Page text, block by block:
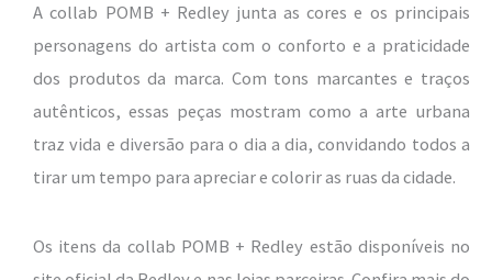
A collab POMB + Redley junta as cores e os principais
personagens do artista com o conforto e a praticidade
dos produtos da marca. Com tons marcantes e traços
autênticos, essas peças mostram como a arte urbana
traz vida e diversão para o dia a dia, convidando todos a
tirar um tempo para apreciar e colorir as ruas da cidade.
Os itens da collab POMB + Redley estão disponíveis no